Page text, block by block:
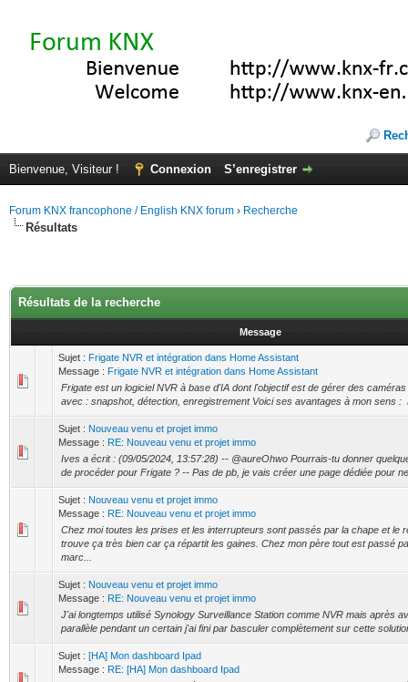
Bienvenue, Visiteur ! Connexion S’enregistrer
Forum KNX francophone / English KNX forum › Recherche
Résultats
Résultats de la recherche
Message
Sujet : Frigate NVR et intégration dans Home Assistant
Message : Frigate NVR et intégration dans Home Assistant
Frigate est un logiciel NVR à base d'IA dont l'objectif est de gérer des
avec : snapshot, détection, enregistrement Voici ses avantages à mon sens :
Sujet : Nouveau venu et projet immo
Message : RE: Nouveau venu et projet immo
Ives a écrit : (09/05/2024, 13:57:28) -- @aureOhwo Pourrais-tu donner
de procéder pour Frigate ? -- Pas de pb, je vais créer une page dédiée pour
Sujet : Nouveau venu et projet immo
Message : RE: Nouveau venu et projet immo
Chez moi toutes les prises et les interrupteurs sont passés par la chape et le
trouve ça très bien car ça répartit les gaines. Chez mon père tout est passé
marc...
Sujet : Nouveau venu et projet immo
Message : RE: Nouveau venu et projet immo
J'ai longtemps utilisé Synology Surveillance Station comme NVR mais après
parallèle pendant un certain j'ai fini par basculer complètement sur cette
Sujet : [HA] Mon dashboard Ipad
Message : RE: [HA] Mon dashboard Ipad